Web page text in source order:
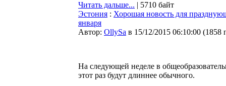
Читать дальше... | 5710 байт
Эстония : Хорошая новость для
января
Автор: OllySa в 15/12/2015 06:10:00 (1858
На следующей неделе в
этот раз будут длиннее обычного.